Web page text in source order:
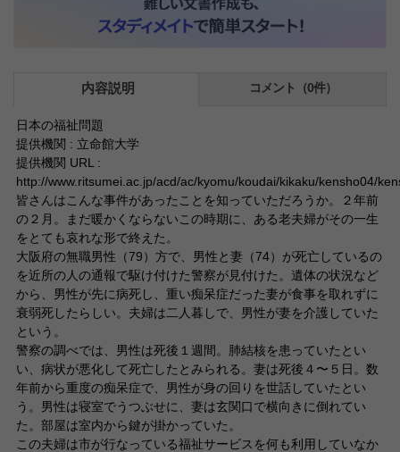
内容説明 コメント（0件）
日本の福祉問題
提供機関 : 立命館大学
提供機関 URL :
http://www.ritsumei.ac.jp/acd/ac/kyomu/koudai/kikaku/kensho04/
皆さんはこんな事件があったことを知っていただろうか。２年前
の２月。まだ暖かくならないこの時期に、ある老夫婦がその一生
をとても哀れな形で終えた。
大阪府の無職男性（79）方で、男性と妻（74）が死亡しているの
を近所の人の通報で駆け付けた警察が見付けた。遺体の状況など
から、男性が先に病死し、重い痴呆症だった妻が食事を取れずに
衰弱死したらしい。夫婦は二人暮しで、男性が妻を介護していた
という。
警察の調べでは、男性は死後１週間。肺結核を患っていたとい
い、病状が悪化して死亡したとみられる。妻は死後４〜５日。数
年前から重度の痴呆症で、男性が身の回りを世話していたとい
う。男性は寝室でうつぶせに、妻は玄関口で横向きに倒れてい
た。部屋は室内から鍵が掛かっていた。
この夫婦は市が行なっている福祉サービスを何も利用していなか